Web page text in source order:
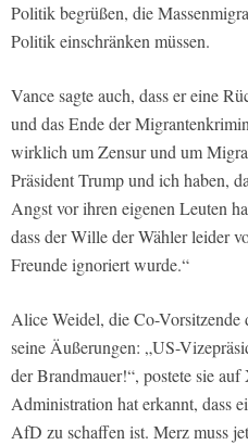
Politik begrüßen, die
Politik einschränken müssen.
Vance sagte auch, dass er eine
und das Ende der
wirklich um Zensur und um
Präsident Trump und ich haben,
Angst vor ihren eigenen Leuten
dass der Wille der Wähler leider
Freunde ignoriert wurde.“
Alice Weidel, die Co-
seine Äußerungen: „US-
der Brandmauer!“, postete sie
Administration hat erkannt, dass
AfD zu schaffen ist. Merz muss